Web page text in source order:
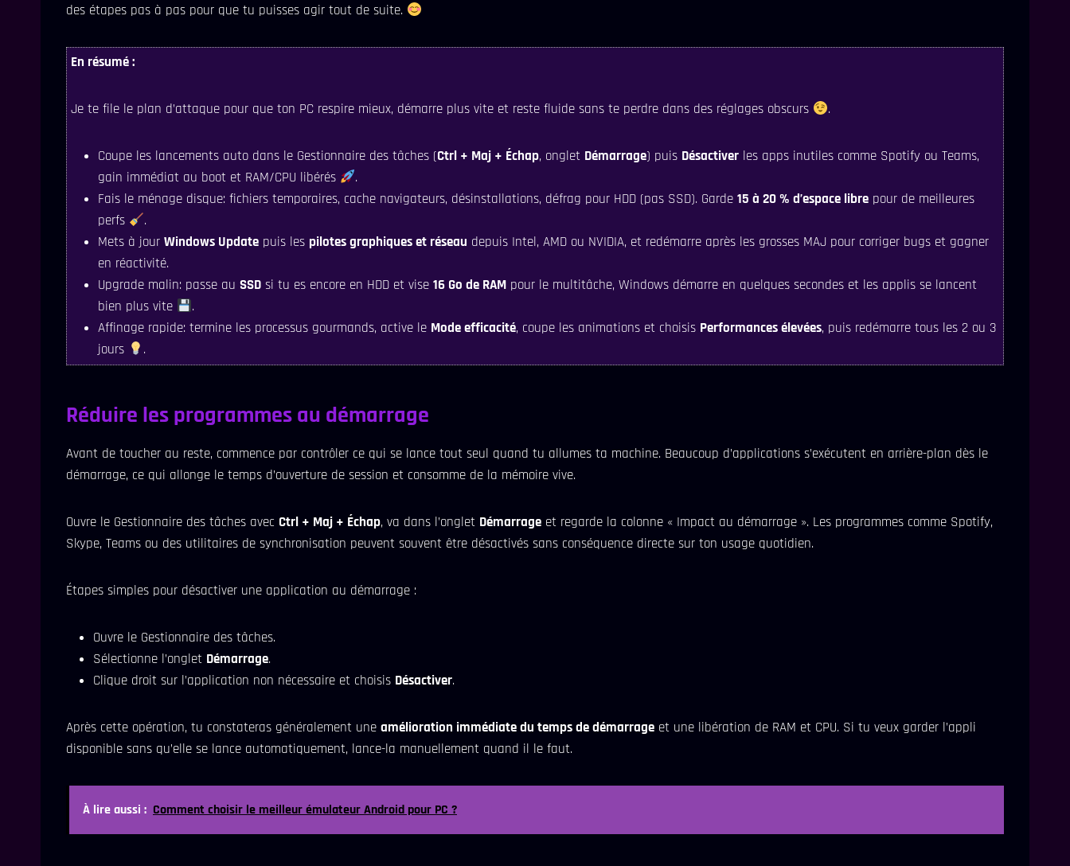
des étapes pas à pas pour que tu puisses agir tout de suite.
En résumé :
Je te file le plan d’attaque pour que ton PC respire mieux, démarre plus vite et reste fluide sans te perdre dans des réglages obscurs .
Coupe les lancements auto dans le Gestionnaire des tâches (Ctrl + Maj + Échap, onglet Démarrage) puis Désactiver les apps inutiles comme Spotify ou Teams,
gain immédiat au boot et RAM/CPU libérés
.
Fais le ménage disque: fichiers temporaires, cache navigateurs, désinstallations, défrag pour HDD (pas SSD). Garde 15 à 20 % d’espace libre pour de meilleures
perfs
.
Mets à jour Windows Update puis les pilotes graphiques et réseau depuis Intel, AMD ou NVIDIA, et redémarre après les grosses MAJ pour corriger bugs et gagner
en réactivité.
Upgrade malin: passe au SSD si tu es encore en HDD et vise 16 Go de RAM pour le multitâche, Windows démarre en quelques secondes et les applis se lancent
bien plus vite
.
Affinage rapide: termine les processus gourmands, active le Mode efficacité, coupe les animations et choisis Performances élevées, puis redémarre tous les 2 ou 3
jours
.
Réduire les programmes au démarrage
Avant de toucher au reste, commence par contrôler ce qui se lance tout seul quand tu allumes ta machine. Beaucoup d’applications s’exécutent en arrière-plan dès le
démarrage, ce qui allonge le temps d’ouverture de session et consomme de la mémoire vive.
Ouvre le Gestionnaire des tâches avec Ctrl + Maj + Échap, va dans l’onglet Démarrage et regarde la colonne « Impact au démarrage ». Les programmes comme Spotify,
Skype, Teams ou des utilitaires de synchronisation peuvent souvent être désactivés sans conséquence directe sur ton usage quotidien.
Étapes simples pour désactiver une application au démarrage :
Ouvre le Gestionnaire des tâches.
Sélectionne l’onglet Démarrage.
Clique droit sur l’application non nécessaire et choisis Désactiver.
Après cette opération, tu constateras généralement une amélioration immédiate du temps de démarrage et une libération de RAM et CPU. Si tu veux garder l’appli
disponible sans qu’elle se lance automatiquement, lance-la manuellement quand il le faut.
À lire aussi : Comment choisir le meilleur émulateur Android pour PC ?